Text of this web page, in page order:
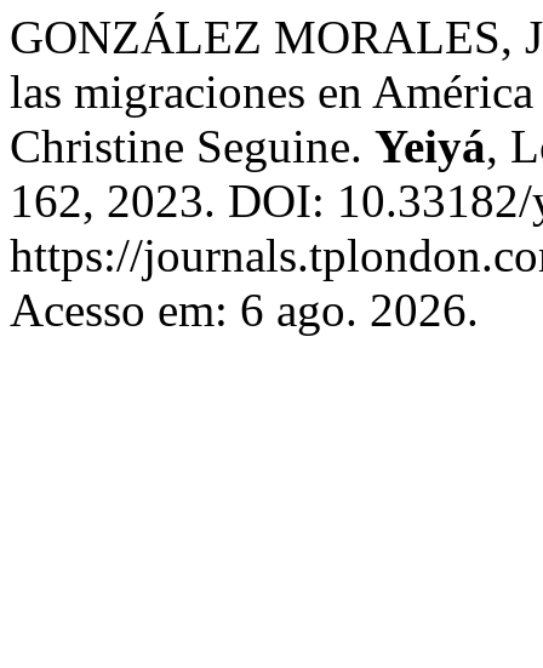
GONZÁLEZ MORALES,
las migraciones en
Christine Seguine. Yeiyá,
162, 2023. DOI:
https://
Acesso em: 6 ago. 2026.